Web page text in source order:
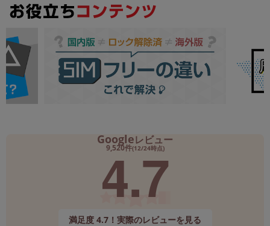
Googleレビュー
9,520件(12/24時点)
4.7
満足度 4.7！実際のレビューを見る